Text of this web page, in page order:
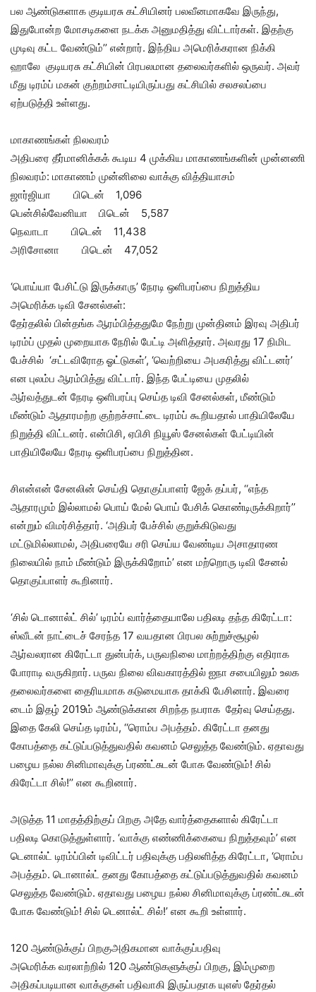
பல ஆண்டுகளாக குடியரசு கட்சியினர் பலவீனமாகவே இருந்து,
இதுபோன்ற மோசடிகளை நடக்க அனுமதித்து விட்டார்கள். இதற்கு
முடிவு கட்ட வேண்டும்’’ என்றார். இந்திய அமெரிக்கரான நிக்கி
ஹாலே குடியரசு கட்சியின் பிரபலமான தலைவர்களில் ஒருவர். அவர்
மீது டிரம்ப் மகன் குற்றம்சாட்டியிருப்பது கட்சியில் சலசலப்பை
ஏற்படுத்தி உள்ளது.
மாகாணங்கள் நிலவரம்
அதிபரை தீர்மானிக்கக் கூடிய 4 முக்கிய மாகாணங்களின் முன்னணி
நிலவரம்: மாகாணம் முன்னிலை வாக்கு வித்தியாசம்
ஜார்ஜியா பிடென் 1,096
பென்சில்வேனியா பிடென் 5,587
நெவாடா பிடென் 11,438
அரிசோனா பிடென் 47,052
‘பொய்யா பேசிட்டு இருக்காரு’ நேரடி ஒளிபரப்பை நிறுத்திய
அமெரிக்க டிவி சேனல்கள்:
தேர்தலில் பின்தங்க ஆரம்பித்ததுமே நேற்று முன்தினம் இரவு அதிபர்
டிரம்ப் முதல் முறையாக நேரில் பேட்டி அளித்தார். அவரது 17 நிமிட
பேச்சில் ‘சட்டவிரோத ஓட்டுகள்’, ‘வெற்றியை அபகரித்து விட்டனர்’
என புலம்ப ஆரம்பித்து விட்டார். இந்த பேட்டியை முதலில்
ஆர்வத்துடன் நேரடி ஒளிபரப்பு செய்த டிவி சேனல்கள், மீண்டும்
மீண்டும் ஆதாரமற்ற குற்றச்சாட்டை டிரம்ப் கூறியதால் பாதியிலேயே
நிறுத்தி விட்டனர். என்பிசி, ஏபிசி நியூஸ் சேனல்கள் பேட்டியின்
பாதியிலேயே நேரடி ஒளிபரப்பை நிறுத்தின.
சிஎன்என் சேனலின் செய்தி தொகுப்பாளர் ஜேக் தப்பர், ‘‘எந்த
ஆதாரமும் இல்லாமல் பொய் மேல் பொய் பேசிக் கொண்டிருக்கிறார்’’
என்றும் விமர்சித்தார். ‘அதிபர் பேச்சில் குறுக்கிடுவது
மட்டுமில்லாமல், அதிபரையே சரி செய்ய வேண்டிய அசாதாரண
நிலையில் நாம் மீண்டும் இருக்கிறோம்’ என மற்றொரு டிவி சேனல்
தொகுப்பாளர் கூறினார்.
‘சில் டொனால்ட் சில்’ டிரம்ப் வார்த்தையாலே பதிலடி தந்த கிரேட்டா:
ஸ்வீடன் நாட்டைச் சேரந்த 17 வயதான பிரபல சுற்றுச்சூழல்
ஆர்வலரான கிரேட்டா துன்பர்க், பருவநிலை மாற்றத்திற்கு எதிராக
போராடி வருகிறார். பருவ நிலை விவகாரத்தில் ஐநா சபையிலும் உலக
தலைவர்களை தைரியமாக கடுமையாக தாக்கி பேசினார். இவரை
டைம் இதழ் 2019ம் ஆண்டுக்கான சிறந்த நபராக தேர்வு செய்தது.
இதை கேலி செய்த டிரம்ப், ‘‘ரொம்ப அபத்தம். கிரேட்டா தனது
கோபத்தை கட்டுப்படுத்துவதில் கவனம் செலுத்த வேண்டும். ஏதாவது
பழைய நல்ல சினிமாவுக்கு ப்ரண்ட்சுடன் போக வேண்டும்! சில்
கிரேட்டா சில்!’’ என கூறினார்.
அடுத்த 11 மாதத்திற்குப் பிறகு அதே வார்த்தைகளால் கிரேட்டா
பதிலடி கொடுத்துள்ளார். ‘வாக்கு எண்ணிக்கையை நிறுத்தவும்’ என
டெனால்ட் டிரம்ப்பின் டிவிட்டர் பதிவுக்கு பதிலளித்த கிரேட்டா, ‘ரொம்ப
அபத்தம். டொனால்ட் தனது கோபத்தை கட்டுப்படுத்துவதில் கவனம்
செலுத்த வேண்டும். ஏதாவது பழைய நல்ல சினிமாவுக்கு ப்ரண்ட்சுடன்
போக வேண்டும்! சில் டெனால்ட் சில்!’ என கூறி உள்ளார்.
120 ஆண்டுக்குப் பிறகுஅதிகமான வாக்குப்பதிவு
அமெரிக்க வரலாற்றில் 120 ஆண்டுகளுக்குப் பிறகு, இம்முறை
அதிகப்படியான வாக்குகள் பதிவாகி இருப்பதாக யுஎஸ் தேர்தல்